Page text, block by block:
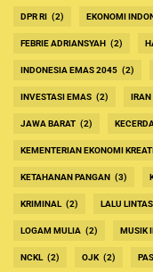
DPR RI (2) EKONOMI
FEBRIE ADRIANSYAH (2)
INDONESIA EMAS 2045 (2)
INVESTASI EMAS (2) IRAN
JAWA BARAT (2)
KEMENTERIAN EKONOMI
KETAHANAN PANGAN (3)
KRIMINAL (2) LALU LINTAS
LOGAM MULIA (2) MUSIK
NCKL (2) OJK (2)